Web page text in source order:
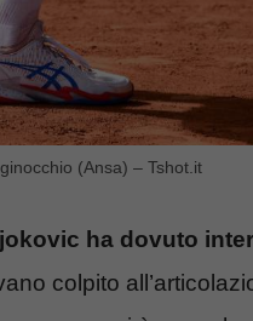
(Ansa) – Tshot.it
ha dovuto
colpito